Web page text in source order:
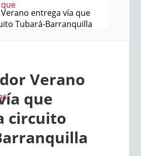
entrega vía que
Tubará-Barranquilla
Verano
que
circuito